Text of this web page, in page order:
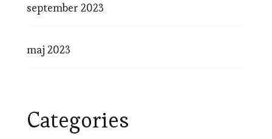
september 2023
maj 2023
Categories